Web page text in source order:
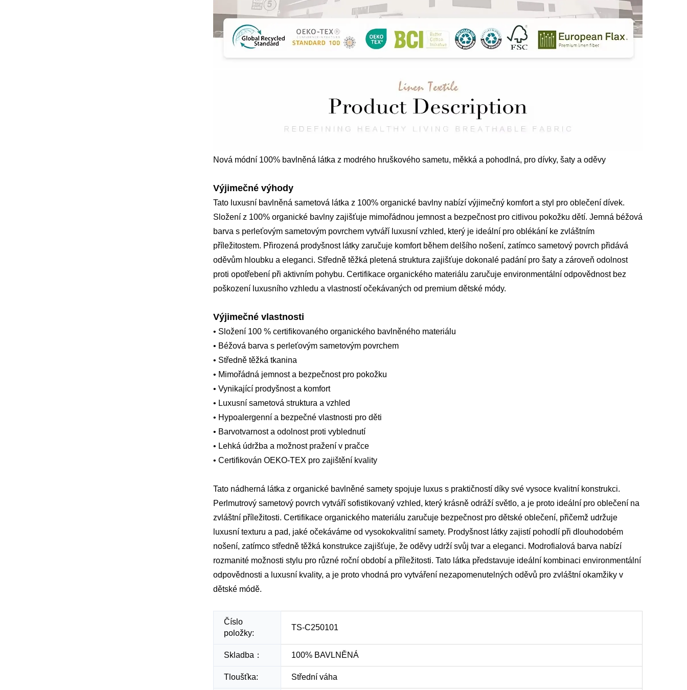
Nová módní 100% bavlněná látka z modrého hruškového sametu, měkká a pohodlná, pro dívky, šaty a oděvy
Výjimečné výhody
Tato luxusní bavlněná sametová látka z 100% organické bavlny nabízí výjimečný komfort a styl pro oblečení dívek.
Složení z 100% organické bavlny zajišťuje mimořádnou jemnost a bezpečnost pro citlivou pokožku dětí. Jemná béžová
barva s perleťovým sametovým povrchem vytváří luxusní vzhled, který je ideální pro oblékání ke zvláštním
příležitostem. Přirozená prodyšnost látky zaručuje komfort během delšího nošení, zatímco sametový povrch přidává
oděvům hloubku a eleganci. Středně těžká pletená struktura zajišťuje dokonalé padání pro šaty a zároveň odolnost
proti opotřebení při aktivním pohybu. Certifikace organického materiálu zaručuje environmentální odpovědnost bez
poškození luxusního vzhledu a vlastností očekávaných od premium dětské módy.
Výjimečné vlastnosti
• Složení 100 % certifikovaného organického bavlněného materiálu
• Béžová barva s perleťovým sametovým povrchem
• Středně těžká tkanina
• Mimořádná jemnost a bezpečnost pro pokožku
• Vynikající prodyšnost a komfort
• Luxusní sametová struktura a vzhled
• Hypoalergenní a bezpečné vlastnosti pro děti
• Barvotvarnost a odolnost proti vyblednutí
• Lehká údržba a možnost pražení v pračce
• Certifikován OEKO-TEX pro zajištění kvality
Tato nádherná látka z organické bavlněné samety spojuje luxus s praktičností díky své vysoce kvalitní konstrukci.
Perlmutrový sametový povrch vytváří sofistikovaný vzhled, který krásně odráží světlo, a je proto ideální pro oblečení na
zvláštní příležitosti. Certifikace organického materiálu zaručuje bezpečnost pro dětské oblečení, přičemž udržuje
luxusní texturu a pad, jaké očekáváme od vysokokvalitní samety. Prodyšnost látky zajistí pohodlí při dlouhodobém
nošení, zatímco středně těžká konstrukce zajišťuje, že oděvy udrží svůj tvar a eleganci. Modrofialová barva nabízí
rozmanité možnosti stylu pro různé roční období a příležitosti. Tato látka představuje ideální kombinaci environmentální
odpovědnosti a luxusní kvality, a je proto vhodná pro vytváření nezapomenutelných oděvů pro zvláštní okamžiky v
dětské módě.
Číslo
položky:
TS-C250101
Skladba： 100% BAVLNĚNÁ
Tloušťka: Střední váha